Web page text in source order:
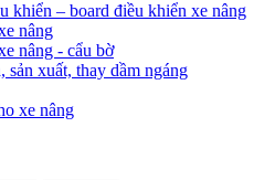
khiển – board điều khiển xe nâng
nâng
nâng - cẩu bờ
sản xuất, thay dầm ngáng
xe nâng